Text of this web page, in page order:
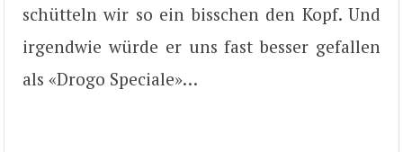
schütteln wir so ein bisschen den Kopf. Und
irgendwie würde er uns fast besser gefallen
als «Drogo Speciale»…